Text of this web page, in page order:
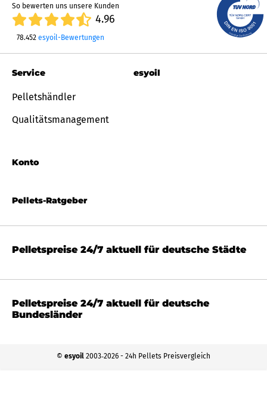
So bewerten uns unsere Kunden
4.96
78.452 esyoil-Bewertungen
Pellets-Ratgeber
Service
Pelletshändler
Qualitätsmanagement
Konto
esyoil
Pelletspreise 24/7 aktuell für deutsche Städte
Pelletspreise 24/7 aktuell für deutsche
Bundesländer
© esyoil 2003‐2026 - 24h Pellets Preisvergleich